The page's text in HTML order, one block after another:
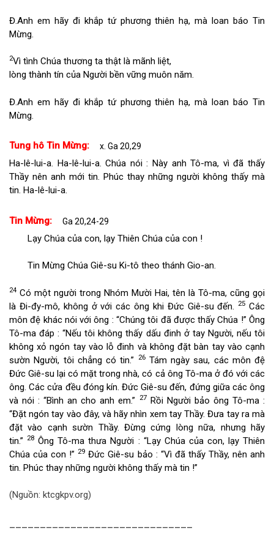
Đ.Anh em hãy đi khắp tứ phương thiên hạ, mà loan báo Tin
Mừng.
2Vì tình Chúa thương ta thật là mãnh liệt,
lòng thành tín của Người bền vững muôn năm.
Đ.Anh em hãy đi khắp tứ phương thiên hạ, mà loan báo Tin
Mừng.
Tung hô Tin Mừng: x. Ga 20,29
Ha-lê-lui-a. Ha-lê-lui-a. Chúa nói : Này anh Tô-ma, vì đã thấy
Thầy nên anh mới tin. Phúc thay những người không thấy mà
tin. Ha-lê-lui-a.
Tin Mừng: Ga 20,24-29
Lạy Chúa của con, lạy Thiên Chúa của con !
Tin Mừng Chúa Giê-su Ki-tô theo thánh Gio-an.
24 Có một người trong Nhóm Mười Hai, tên là Tô-ma, cũng gọi
là Đi-đy-mô, không ở với các ông khi Đức Giê-su đến.
25 Các
môn đệ khác nói với ông : “Chúng tôi đã được thấy Chúa !” Ông
Tô-ma đáp : “Nếu tôi không thấy dấu đinh ở tay Người, nếu tôi
không xỏ ngón tay vào lỗ đinh và không đặt bàn tay vào cạnh
sườn Người, tôi chẳng có tin.”
26Tám ngày sau, các môn đệ
Đức Giê-su lại có mặt trong nhà, có cả ông Tô-ma ở đó với các
ông. Các cửa đều đóng kín. Đức Giê-su đến, đứng giữa các ông
và nói : “Bình an cho anh em.”
27Rồi Người bảo ông Tô-ma :
“Đặt ngón tay vào đây, và hãy nhìn xem tay Thầy. Đưa tay ra mà
đặt vào cạnh sườn Thầy. Đừng cứng lòng nữa, nhưng hãy
tin.”
28 Ông Tô-ma thưa Người : “Lạy Chúa của con, lạy Thiên
Chúa của con !” 29 Đức Giê-su bảo : “Vì đã thấy Thầy, nên anh
tin. Phúc thay những người không thấy mà tin !”
(Nguồn: ktcgkpv.org)